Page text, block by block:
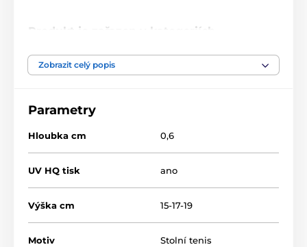
Produkt je zařazen v kategoriích
Stolní tenis
Zobrazit celý popis
Parametry
Hloubka cm 0,6
UV HQ tisk ano
Výška cm 15-17-19
Motiv Stolní tenis